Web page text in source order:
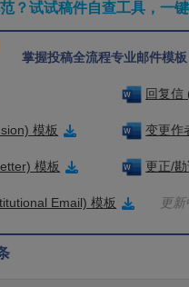
？试试稿件自查工具，一
掌握投稿全流程专业邮件模
回复信
模板 变更作
模板 更正/
Email) 模板 更